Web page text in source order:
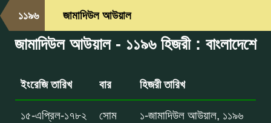
১১৯৬ জামাদিউল আউয়াল
জামাদিউল আউয়াল - ১১৯৬ হিজরী : বাংলাদেশে
ইংরেজি তারিখ বার হিজরী তারিখ
১৫-এপ্রিল-১৭৮২ সোম ১-জামাদিউল আউয়াল, ১১৯৬